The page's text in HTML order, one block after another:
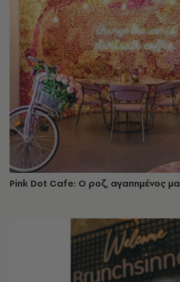
Pink Dot Cafe: Ο ροζ, αγαπημένος